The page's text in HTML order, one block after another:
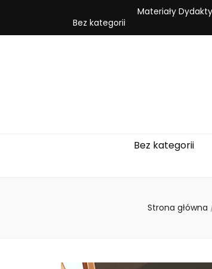
Bez kategorii
Materiały
Bez kategorii
Strona główna